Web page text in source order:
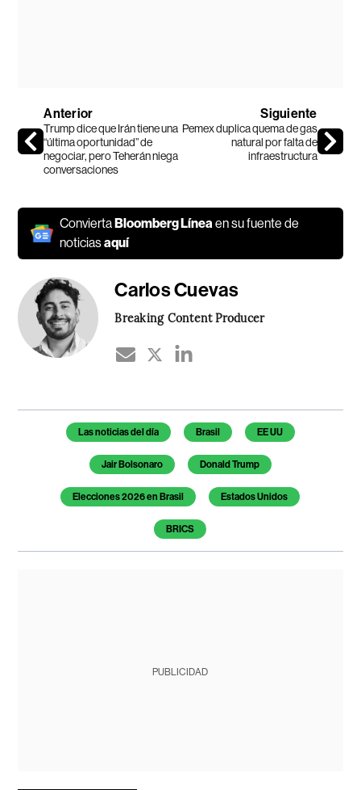
Anterior
Trump dice que Irán tiene una
“última oportunidad” de
negociar, pero Teherán niega
conversaciones
Siguiente
Pemex duplica quema de gas
natural por falta de
infraestructura
ConviertaBloomberg Líneaen su fuente de
noticiasaquí
Carlos Cuevas
Breaking Content Producer
Temas de este artículo
Las noticias del día Brasil EE UU
Jair Bolsonaro Donald Trump
Elecciones 2026 en Brasil Estados Unidos
BRICS
PUBLICIDAD